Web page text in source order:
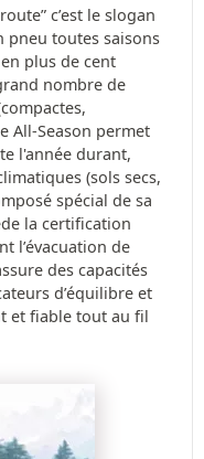
c’est le slogan
pneu toutes saisons
plus de cent
nombre de
All-Season permet
l'année durant,
(sols secs,
spécial de sa
la certification
l’évacuation de
des capacités
d’équilibre et
et fiable tout au fil